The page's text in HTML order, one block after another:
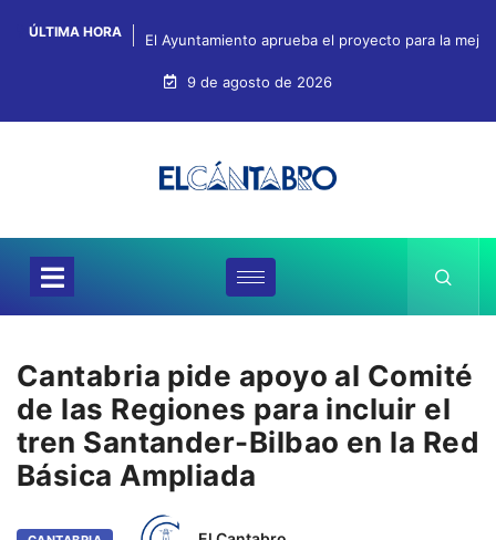
ÚLTIMA HORA El Ayuntamiento aprueba el proyecto para la
9 de agosto de 2026
Cantabria pide apoyo al Comité
de las Regiones para incluir el
tren Santander-Bilbao en la Red
Básica Ampliada